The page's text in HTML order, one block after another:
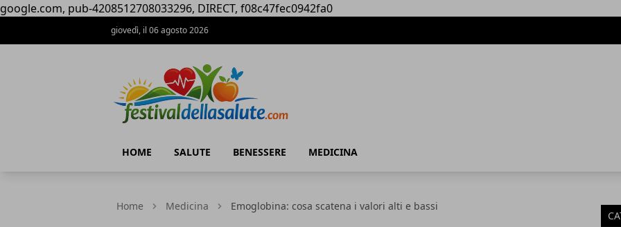
google.com, pub-4208512708033296, DIRECT, f08c47fec0942fa0
giovedì, il 06 agosto 2026
HOME SALUTE BENESSERE MEDICINA
Home Medicina Emoglobina: cosa scatena i valori alti e bassi